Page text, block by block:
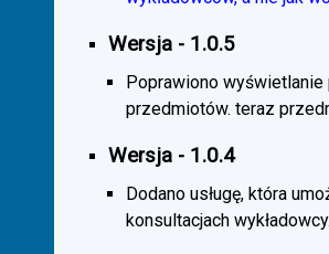
Wersja - 1.0.5
Poprawiono
przedmiotów. teraz
Wersja - 1.0.4
Dodano usługę, która
konsultacjach